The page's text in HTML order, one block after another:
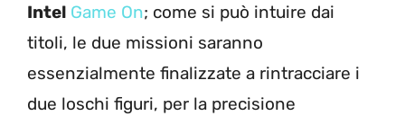
Intel Game On; come si può intuire dai
titoli, le due missioni saranno
essenzialmente finalizzate a rintracciare i
due loschi figuri, per la precisione